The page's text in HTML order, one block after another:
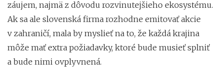
záujem, najmä z dôvodu rozvinutejšieho ekosystému.
Ak sa ale slovenská firma rozhodne emitovať akcie
v zahraničí, mala by myslieť na to, že každá krajina
môže mať extra požiadavky, ktoré bude musieť splniť
a bude nimi ovplyvnená.